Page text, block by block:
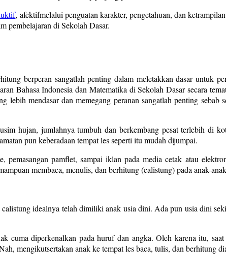
, afektifmelalui penguatan karakter, pengetahuan, dan
pembelajaran di Sekolah Dasar.
berperan sangatlah penting dalam meletakkan dasar untuk
Bahasa Indonesia dan Matematika di Sekolah Dasar secara
mendasar dan memegang peranan sangatlah penting sebab
hujan, jumlahnya tumbuh dan berkembang pesat terlebih di
pun keberadaan tempat les seperti itu mudah dijumpai.
pamflet, sampai iklan pada media cetak atau
membaca, menulis, dan berhitung (calistung) pada anak-
idealnya telah dimiliki anak usia dini. Ada pun usia dini
diperkenalkan pada huruf dan angka. Oleh karena itu,
mengikutsertakan anak ke tempat les baca, tulis, dan berhitung